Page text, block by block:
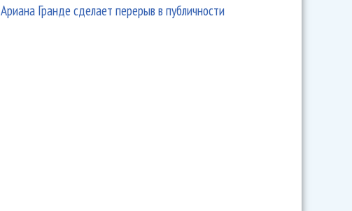
Ариана Гранде сделает перерыв в публичности